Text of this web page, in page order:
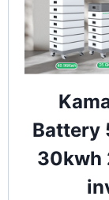
Battery
30kwh